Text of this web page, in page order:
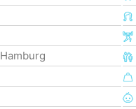
Hamburg